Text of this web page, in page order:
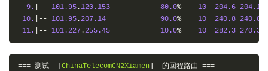
9.
|-- 101.95 . 120.153 80.0% 10 204.6 204.1
10.
|-- 101.95 .207.14 90.0% 10 240.8 240.8
11.
|-- 101.227 .255.45 10.0% 10 282.3 270.3
=== 测试 ChinaTelecomCN2Xiamen 的回程路由 ===